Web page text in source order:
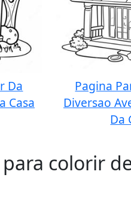
Da
Casa
Pagina
Diversao
Da
colorir